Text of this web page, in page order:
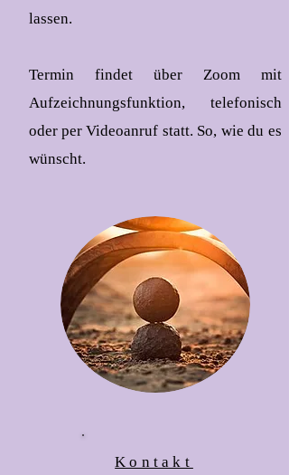
lassen.
Termin findet über Zoom mit
Aufzeichnungsfunktion, telefonisch
oder per Videoanruf statt. So, wie du es
wünscht.
Kontakt